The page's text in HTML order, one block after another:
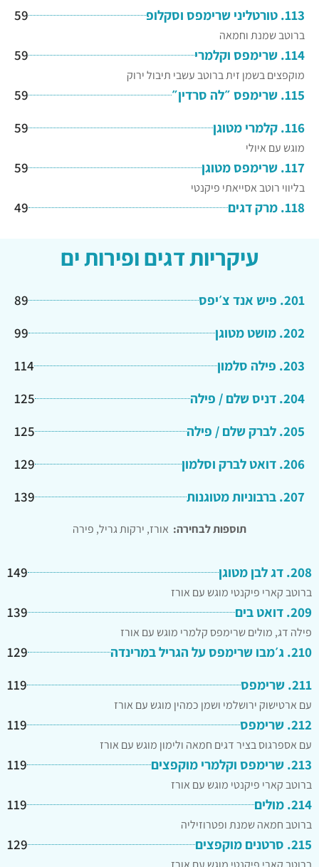
113. טורטליני שרימפס וסקלופ
59
ברוטב שמנת וחמאה
114. שרימפס וקלמרי 59
מוקפצים בשמן זית ברוטב עשבי תיבול ירוק
115. שרימפס ״לה סרדין״
59
116. קלמרי מטוגן
59
מוגש עם איולי
117. שרימפס מטוגן 59
בליווי רוטב אסייאתי פיקנטי
118. מרק דגים 49
עיקריות דגים ופירות ים
201. פיש אנד צ׳יפס
89
202. מושט מטוגן
99
203. פילה סלמון
114
204. דניס שלם / פילה
125
205. לברק שלם / פילה
125
206. דואט לברק וסלמון
129
207. ברבוניות מטוגנות
139
תוספות לבחירה: אורז, ירקות גריל, פירה
208. דג לבן מטוגן 149
ברוטב קארי פיקנטי מוגש עם אורז
209. דואט בים 139
פילה דג, מולים שרימפס קלמרי מוגש עם אורז
210. ג׳מבו שרימפס על הגריל במרינדה
129
211. שרימפס
119
עם ארטישוק ירושלמי ושמן כמהין מוגש עם אורז
212. שרימפס 119
עם אספרגוס בציר דגים חמאה ולימון מוגש עם אורז
213. שרימפס וקלמרי מוקפצים 119
ברוטב קארי פיקנטי מוגש עם אורז
214. מולים 119
ברוטב חמאה שמנת ופטרוזיליה
215. סרטנים מוקפצים 129